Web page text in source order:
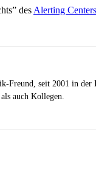
des Alerting Centers
Freund, seit 2001 in
auch Kollegen.